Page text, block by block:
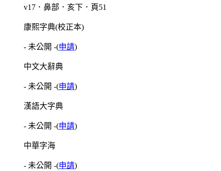
v17．鼻部．亥下．頁51
康熙字典(校正本)
- 未公開 -(申請)
中文大辭典
- 未公開 -(申請)
漢語大字典
- 未公開 -(申請)
中華字海
- 未公開 -(申請)